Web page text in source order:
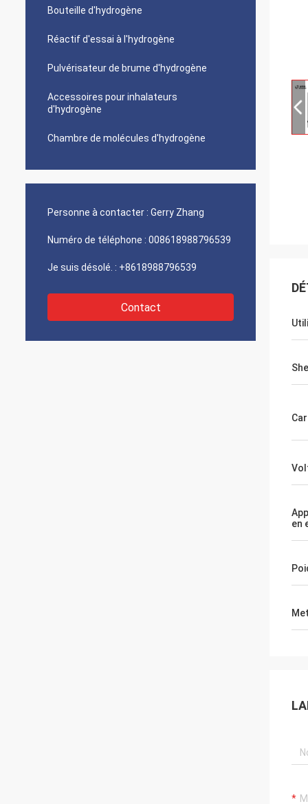
Bouteille d'hydrogène
Réactif d'essai à l'hydrogène
Pulvérisateur de brume d'hydrogène
Accessoires pour inhalateurs
d'hydrogène
Chambre de molécules d'hydrogène
Personne à contacter : Gerry Zhang
Numéro de téléphone : 008618988796539
Je suis désolé. : +8618988796539
Contact
en